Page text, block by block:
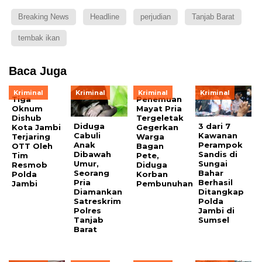
Breaking News Headline perjudian Tanjab Barat
tembak ikan
Baca Juga
Kriminal
Tiga
Oknum
Dishub
Kota Jambi
Terjaring
OTT Oleh
Tim
Resmob
Polda
Jambi
Kriminal
Diduga
Cabuli
Anak
Dibawah
Umur,
Seorang
Pria
Diamankan
Satreskrim
Polres
Tanjab
Barat
Kriminal
Penemuan
Mayat Pria
Tergeletak
Gegerkan
Warga
Bagan
Pete,
Diduga
Korban
Pembunuhan
Kriminal
3 dari 7
Kawanan
Perampok
Sandis di
Sungai
Bahar
Berhasil
Ditangkap
Polda
Jambi di
Sumsel